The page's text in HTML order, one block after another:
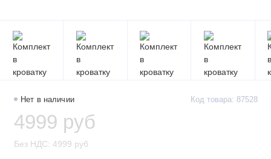
Нет в наличии Код товара: 87528
4999 руб
Без НДС: 4999 руб